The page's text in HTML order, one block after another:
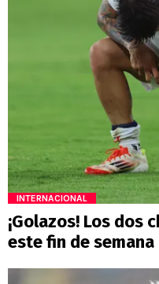
INTERNACIONAL
¡Golazos! Los dos
este fin de semana